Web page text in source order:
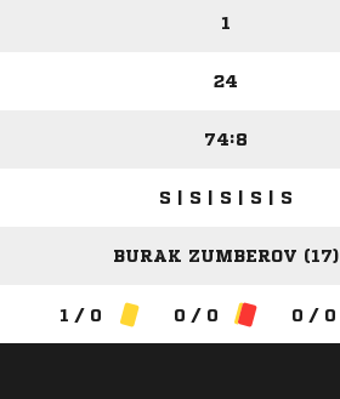
1
24
74:8
S | S | S | S | S
BURAK ZUMBEROV (17)
1 / 0 0 / 0 0 / 0